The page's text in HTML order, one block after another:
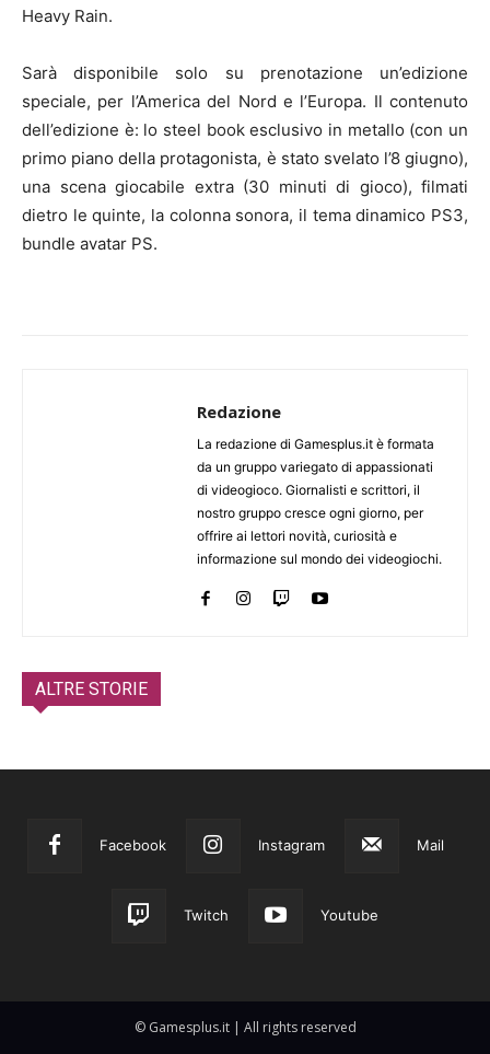
Heavy Rain.
Sarà disponibile solo su prenotazione un’edizione
speciale, per l’America del Nord e l’Europa. Il contenuto
dell’edizione è: lo steel book esclusivo in metallo (con un
primo piano della protagonista, è stato svelato l’8 giugno),
una scena giocabile extra (30 minuti di gioco), filmati
dietro le quinte, la colonna sonora, il tema dinamico PS3,
bundle avatar PS.
Redazione
La redazione di Gamesplus.it è formata
da un gruppo variegato di appassionati
di videogioco. Giornalisti e scrittori, il
nostro gruppo cresce ogni giorno, per
offrire ai lettori novità, curiosità e
informazione sul mondo dei videogiochi.
ALTRE STORIE
Facebook Instagram Mail
Twitch Youtube
© Gamesplus.it | All rights reserved